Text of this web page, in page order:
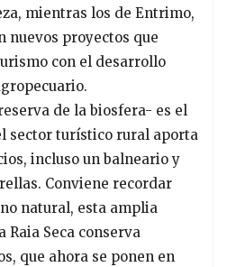
mientras los de Entrimo,
nuevos proyectos que
con el desarrollo
de la biosfera- es el
sector turístico rural aporta
incluso un balneario y
Conviene recordar
natural, esta amplia
Raia Seca conserva
que ahora se ponen en